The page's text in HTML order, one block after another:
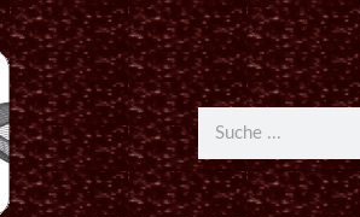
Suche